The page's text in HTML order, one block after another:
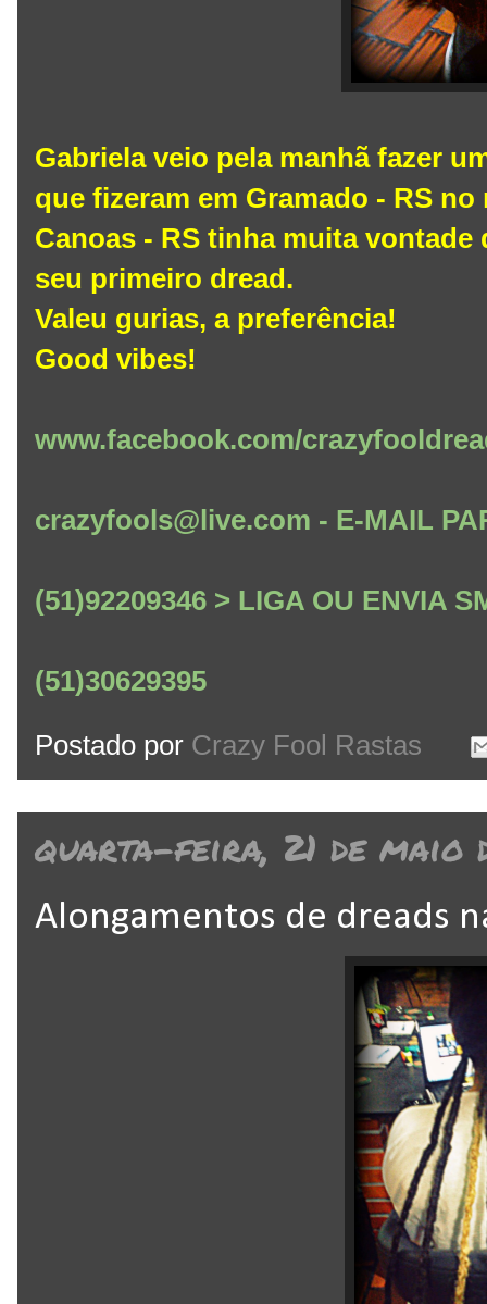
Gabriela veio pela manhã fazer
que fizeram em Gramado - RS
Canoas - RS tinha muita
seu primeiro dread.
Valeu gurias, a preferência!
Good vibes!
www.facebook.com/
crazyfools@live.com - E-MAIL
(51)92209346 > LIGA OU ENVIA
(51)30629395
Postado por Crazy Fool Rastas
quarta-feira, 21 de maio
Alongamentos de dreads